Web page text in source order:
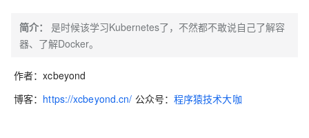
简介：
是时候该学习Kubernetes了，不然都不敢说自己了解容
器、了解Docker。
作者：xcbeyond
博客： https://xcbeyond.cn/ 公众号： 程序猿技术大咖